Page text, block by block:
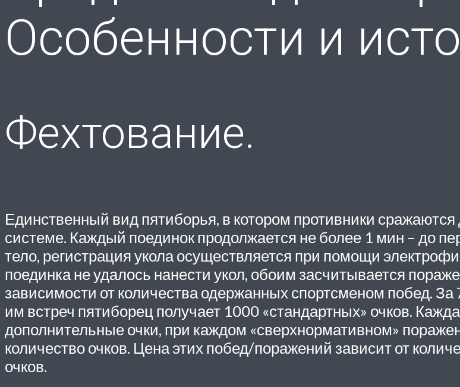
Особенности и
Фехтование.
Единственный вид пятиборья, в котором противники сражаются
системе. Каждый поединок продолжается не более 1 мин – до
тело, регистрация укола осуществляется при помощи
поединка не удалось нанести укол, обоим засчитывается
зависимости от количества одержанных спортсменом побед.
им встреч пятиборец получает 1000 «стандартных» очков.
дополнительные очки, при каждом «сверхнормативном»
количество очков. Цена этих побед/поражений зависит от
очков.